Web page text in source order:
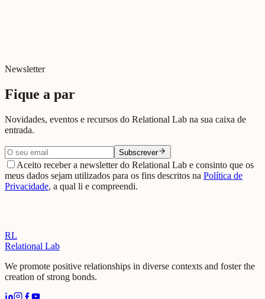
Newsletter
Fique a par
Novidades, eventos e recursos do Relational Lab na sua caixa de
entrada.
Subscrever
Aceito receber a newsletter do Relational Lab e consinto que os
meus dados sejam utilizados para os fins descritos na Política de
Privacidade, a qual li e compreendi.
RL
Relational Lab
We promote positive relationships in diverse contexts and foster the
creation of strong bonds.